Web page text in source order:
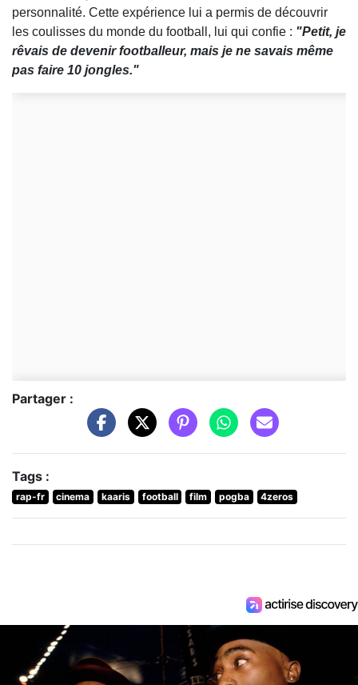
personnalité. Cette expérience lui a permis de découvrir
les coulisses du monde du football, lui qui confie : "Petit, je
rêvais de devenir footballeur, mais je ne savais même
pas faire 10 jongles."
Partager :
Tags :
rap-fr cinema kaaris football film pogba 4zeros